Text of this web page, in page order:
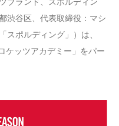
渋谷区、代表取締役：マシ
スポルディング」）は、
ケッツアカデミー」をパー